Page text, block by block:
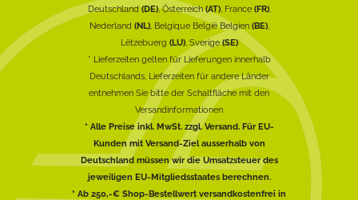
Deutschland(DE), Österreich(AT), France (FR),
Nederland (NL), Belgique België Belgien (BE),
Lëtzebuerg (LU), Sverige(SE)
* Lieferzeiten gelten für Lieferungen innerhalb
Deutschlands, Lieferzeiten für andere Länder
entnehmen Sie bitte der Schaltfläche mit den
Versandinformationen
* Alle Preise inkl. MwSt. zzgl. Versand. Für EU-
Kunden mit Versand-Ziel ausserhalb von
Deutschland müssen wir die Umsatzsteuer des
jeweiligen EU-Mitgliedsstaates berechnen.
* Ab 250,-€ Shop-Bestellwert versandkostenfrei in